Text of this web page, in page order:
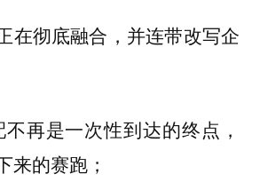
在彻底融合，并连带改写企
再是一次性到达的终点，
来的赛跑；